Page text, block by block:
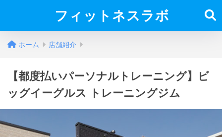
フィットネスラボ
ホーム 店舗紹介
【都度払いパーソナルトレーニング】ビ
ッグイーグルス トレーニングジム